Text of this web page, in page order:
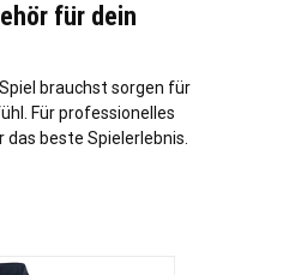
für dein
brauchst sorgen für
Für professionelles
beste Spielerlebnis.